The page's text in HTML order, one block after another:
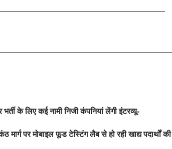
के लिए कई नामी निजी कंपनियां लेंगी इंटरव्यू-
पर मोबाइल फूड टेस्टिंग लैब से हो रही खाद्य पदार्थों की